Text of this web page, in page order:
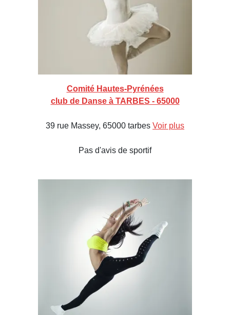
Comité Hautes-Pyrénées
club de Danse à TARBES - 65000
39 rue Massey, 65000 tarbes Voir plus
Pas d'avis de sportif